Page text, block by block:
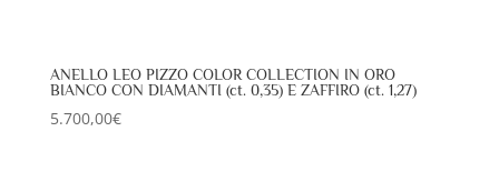
ANELLO LEO PIZZO COLOR COLLECTION IN ORO
BIANCO CON DIAMANTI (ct. 0,35) E ZAFFIRO (ct. 1,27)
5.700,00€